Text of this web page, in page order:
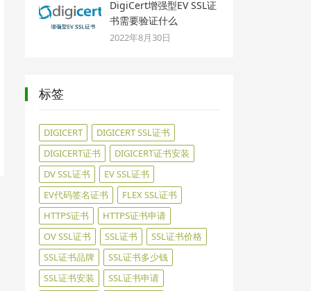
DigiCert增强型EV SSL证
书需要验证什么
2022年8月30日
标签
DIGICERT
DIGICERT SSL证书
DIGICERT证书
DIGICERT证书安装
DV SSL证书
EV SSL证书
EV代码签名证书
FLEX SSL证书
HTTPS证书
HTTPS证书申请
OV SSL证书
SSL证书
SSL证书价格
SSL证书品牌
SSL证书多少钱
SSL证书安装
SSL证书申请